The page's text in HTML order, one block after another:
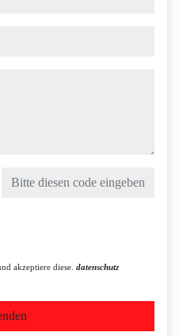
akzeptiere diese. datenschutz